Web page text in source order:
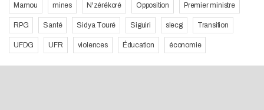
Mamou mines N'zérékoré Opposition Premier ministre
RPG Santé Sidya Touré Siguiri slecg Transition
UFDG UFR violences Éducation économie